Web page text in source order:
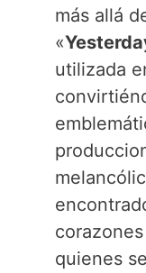
más allá
«
utilizada
quienes